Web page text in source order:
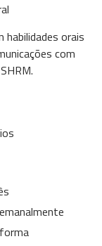
habilidades orais
com